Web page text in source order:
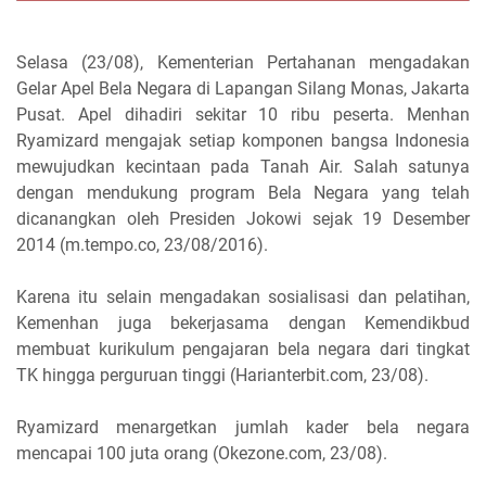
Selasa (23/08), Kementerian Pertahanan mengadakan
Gelar Apel Bela Negara di Lapangan Silang Monas, Jakarta
Pusat. Apel dihadiri sekitar 10 ribu peserta. Menhan
Ryamizard mengajak setiap komponen bangsa Indonesia
mewujudkan kecintaan pada Tanah Air. Salah satunya
dengan mendukung program Bela Negara yang telah
dicanangkan oleh Presiden Jokowi sejak 19 Desember
2014 (m.tempo.co, 23/08/2016).
Karena itu selain mengadakan sosialisasi dan pelatihan,
Kemenhan juga bekerjasama dengan Kemendikbud
membuat kurikulum pengajaran bela negara dari tingkat
TK hingga perguruan tinggi (Harianterbit.com, 23/08).
Ryamizard menargetkan jumlah kader bela negara
mencapai 100 juta orang (Okezone.com, 23/08).